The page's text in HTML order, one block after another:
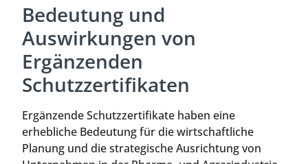
Bedeutung und
Auswirkungen von
Ergänzenden
Schutzzertifikaten
Ergänzende Schutzzertifikate haben eine
erhebliche Bedeutung für die wirtschaftliche
Planung und die strategische Ausrichtung von